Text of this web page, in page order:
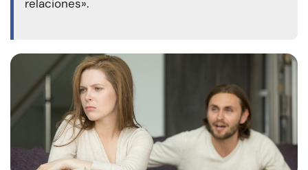
relaciones».